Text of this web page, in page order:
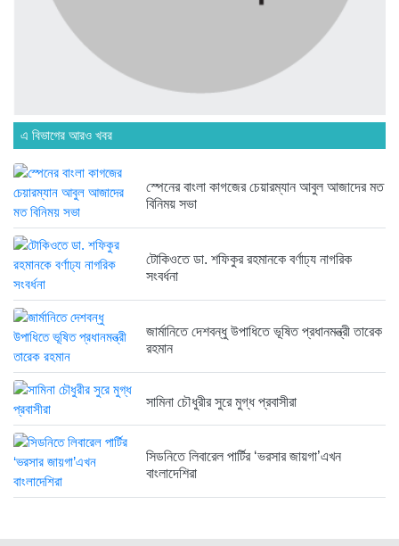
ব্রিকলেইন জামে মসজিদ প্রতিষ্ঠার ৫০...
রাজনৈতিক লড়াইয়ে জিততে হলে সাংস্কৃতিক...
১ সপ্তাহ আগে
এ বিভাগের আরও খবর
স্পেনের বাংলা কাগজের চেয়ারম্যান আবুল আজাদের মত
বিনিময় সভা
টোকিওতে ডা. শফিকুর রহমানকে বর্ণাঢ্য নাগরিক
সংবর্ধনা
জার্মানিতে দেশবন্ধু উপাধিতে ভূষিত প্রধানমন্ত্রী তারেক
রহমান
সামিনা চৌধুরীর সুরে মুগ্ধ প্রবাসীরা
সিডনিতে লিবারেল পার্টির ‘ভরসার জায়গা’এখন
বাংলাদেশিরা